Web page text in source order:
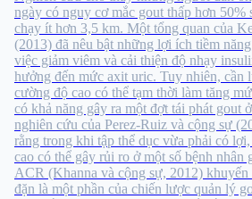
ngày có nguy cơ mắc gout thấp hơn
chạy ít hơn 3,5 km. Một tổng quan của
(2013) đã nêu bật những lợi ích tiềm
việc giảm viêm và cải thiện độ nhạy
hưởng đến mức axit uric. Tuy nhiên, cần
cường độ cao có thể tạm thời làm tăng
có khả năng gây ra một đợt tái phát gout
nghiên cứu của Perez-Ruiz và cộng sự
rằng trong khi tập thể dục vừa phải có
cao có thể gây rủi ro ở một số bệnh nhân
ACR (Khanna và cộng sự, 2012) khuyến
đặn là một phần của chiến lược quản lý